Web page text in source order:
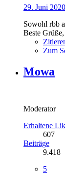
29. Juni
Sowohl rbb
Beste
Zum
Mowa
Moderator
Erhaltene
607
Beiträge
9.418
5